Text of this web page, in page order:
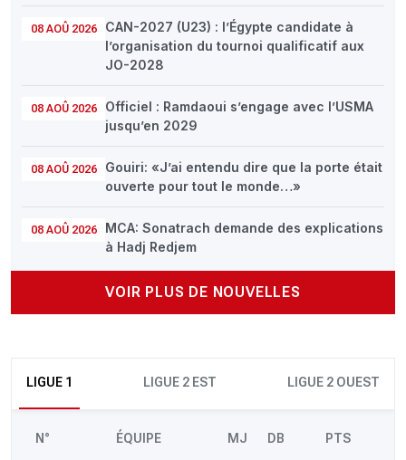
08 AOÛ 2026
CAN-2027 (U23) : l’Égypte candidate à
l’organisation du tournoi qualificatif aux
JO-2028
08 AOÛ 2026
Officiel : Ramdaoui s’engage avec l’USMA
jusqu’en 2029
08 AOÛ 2026
Gouiri: «J’ai entendu dire que la porte était
ouverte pour tout le monde…»
08 AOÛ 2026
MCA: Sonatrach demande des explications
à Hadj Redjem
VOIR PLUS DE NOUVELLES
LIGUE 1 LIGUE 2 EST LIGUE 2 OUEST
N° ÉQUIPE MJ DB PTS